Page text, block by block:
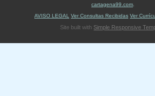
cartagena99.com
AVISO LEGAL
Ver Consultas Recibidas Ver
Site built with Simple Responsive